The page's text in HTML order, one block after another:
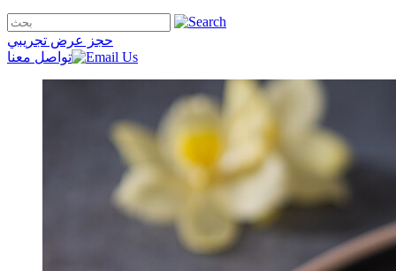
حجز عرض تجريبي
تواصل معنا